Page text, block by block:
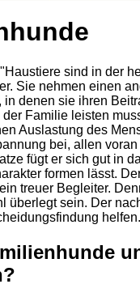
Haustiere sind in der
Sie nehmen einen
in denen sie ihren
Familie leisten
Auslastung des
bei, allen voran
fügt er sich gut in
formen lässt.
treuer Begleiter.
überlegt sein. Der
helfen.